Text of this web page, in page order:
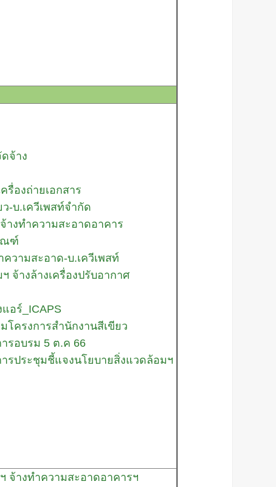
จ้าง
รื่องถ่ายเอกสาร
-บ.เควีเพสท์จำกัด
างทำความสะอาดอาคาร
ณฑ์
วามสะอาด-บ.เควีเพสท์
จ้างล้างเครื่องปรับอากาศ
อร์_ICAPS
โครงการสำนักงานสีเขียว
รอบรม 5 ต.ค 66
รประชุมชี้แจงนโยบายสิ่งแวดล้อมฯ
จ้างทำความสะอาดอาคารฯ